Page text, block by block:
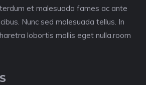
et malesuada fames ac ante
Nunc sed malesuada tellus. In
lobortis mollis eget nulla.room